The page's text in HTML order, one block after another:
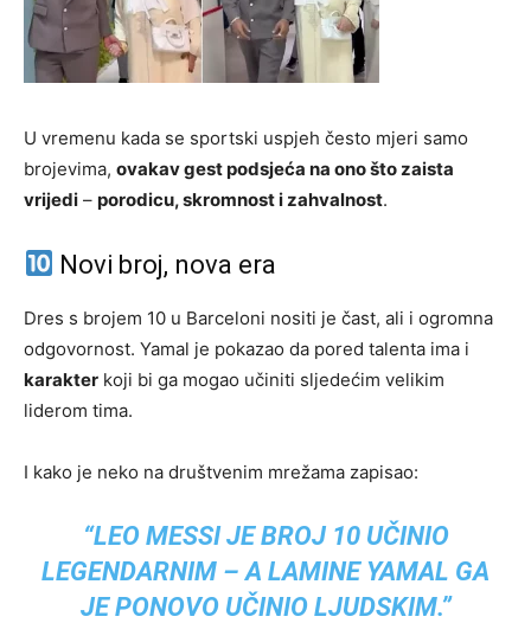
U vremenu kada se sportski uspjeh često mjeri samo
brojevima, ovakav gest podsjeća na ono što zaista
vrijedi – porodicu, skromnost i zahvalnost.
Novi broj, nova era
Dres s brojem 10 u Barceloni nositi je čast, ali i ogromna
odgovornost. Yamal je pokazao da pored talenta ima i
karakter koji bi ga mogao učiniti sljedećim velikim
liderom tima.
I kako je neko na društvenim mrežama zapisao:
“LEO MESSI JE BROJ 10 UČINIO
LEGENDARNIM – A LAMINE YAMAL GA
JE PONOVO UČINIO LJUDSKIM.”